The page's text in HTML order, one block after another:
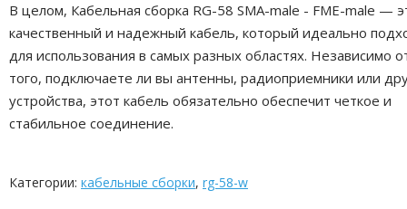
В целом, Кабельная сборка RG-58 SMA-male - FME-male —
качественный и надежный кабель, который идеально
для использования в самых разных областях. Независимо
того, подключаете ли вы антенны, радиоприемники или
устройства, этот кабель обязательно обеспечит четкое и
стабильное соединение.
Категории: кабельные сборки, rg-58-w